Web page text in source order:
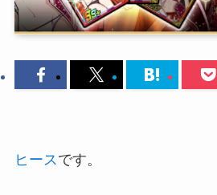
ヒース です。